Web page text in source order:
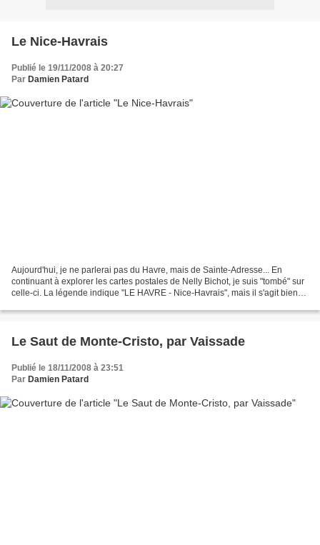
Le Nice-Havrais
Publié le 19/11/2008 à 20:27
Par Damien Patard
Aujourd'hui, je ne parlerai pas du Havre, mais de Sainte-Adresse... En
continuant à explorer les cartes postales de Nelly Bichot, je suis "tombé" sur
celle-ci. La légende indique "LE HAVRE - Nice-Havrais", mais il s'agit bien
Le Saut de Monte-Cristo, par Vaissade
Publié le 18/11/2008 à 23:51
Par Damien Patard